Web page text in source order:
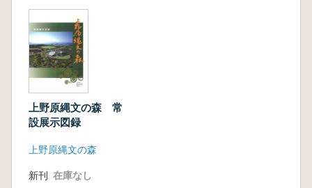
上野原縄文の森 常
設展示図録
上野原縄文の森
新刊 在庫なし